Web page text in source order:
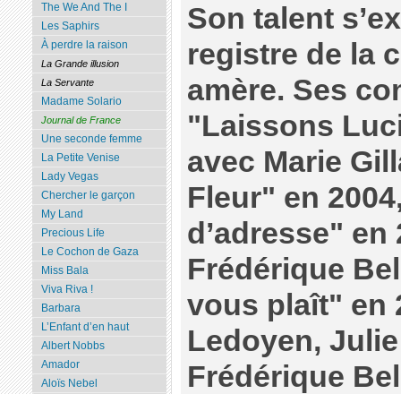
Son talent
registre de la
amère. Ses
"Laissons
avec Marie
Fleur" en
d’adresse" en
Frédérique
vous plaît" en
Ledoyen,
Frédérique
The We And The I
Les Saphirs
À perdre la raison
La Grande illusion
La Servante
Madame Solario
Journal de France
Une seconde femme
La Petite Venise
Lady Vegas
Chercher le garçon
My Land
Precious Life
Le Cochon de Gaza
Miss Bala
Viva Riva !
Barbara
L’Enfant d’en haut
Albert Nobbs
Amador
Aloïs Nebel